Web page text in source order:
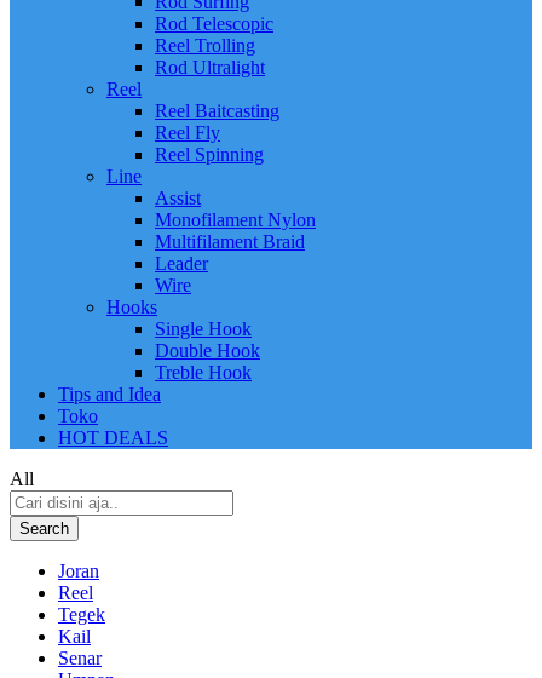
Rod Telescopic
Reel Trolling
Rod Ultralight
Reel
Reel Baitcasting
Reel Fly
Reel Spinning
Line
Assist
Monofilament Nylon
Multifilament Braid
Leader
Wire
Hooks
Single Hook
Double Hook
Treble Hook
Tips and Idea
Toko
HOT DEALS
All
Search
Joran
Reel
Tegek
Kail
Senar